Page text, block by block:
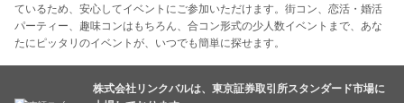
ているため、安心してイベントにご参加いただけます。街コン、恋活・婚活
パーティー、趣味コンはもちろん、合コン形式の少人数イベントまで、あな
たにピッタリのイベントが、いつでも簡単に探せます。
株式会社リンクバルは、東京証券取引所スタンダード市場に